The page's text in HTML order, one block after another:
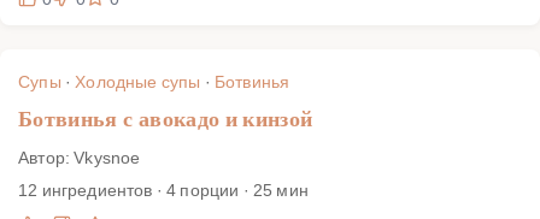
Супы ·Холодные супы · Ботвинья
Ботвинья с авокадо и кинзой
Автор: Vkysnoe
12 ингредиентов · 4 порции · 25 мин